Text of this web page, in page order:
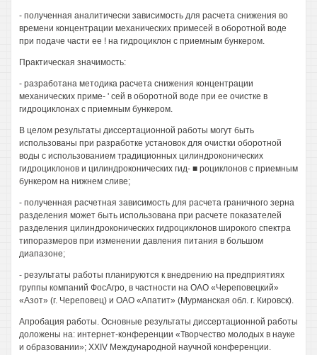
- полученная аналитически зависимость для расчета снижения во
времени концентрации механических примесей в оборотной воде
при подаче части ее ! на гидроциклон с приемным бункером.
Практическая значимость:
- разработана методика расчета снижения концентрации
механических приме- ' сей в оборотной воде при ее очистке в
гидроциклонах с приемным бункером.
В целом результаты диссертационной работы могут быть
использованы при разработке установок для очистки оборотной
воды с использованием традиционных цилиндроконических
гидроциклонов и цилиндроконических гид- ■ роциклонов с приемным
бункером на нижнем сливе;
- полученная расчетная зависимость для расчета граничного зерна
разделения может быть использована при расчете показателей
разделения цилиндроконических гидроциклонов широкого спектра
типоразмеров при изменении давления питания в большом
диапазоне;
- результаты работы планируются к внедрению на предприятиях
группы компаний ФосАгро, в частности на ОАО «Череповецкий»
«Азот» (г. Череповец) и ОАО «Апатит» (Мурманская обл. г. Кировск).
Апробация работы. Основные результаты диссертационной работы
доложены на: интернет-конференции «Творчество молодых в науке
и образовании»; XXIV Международной научной конференции.